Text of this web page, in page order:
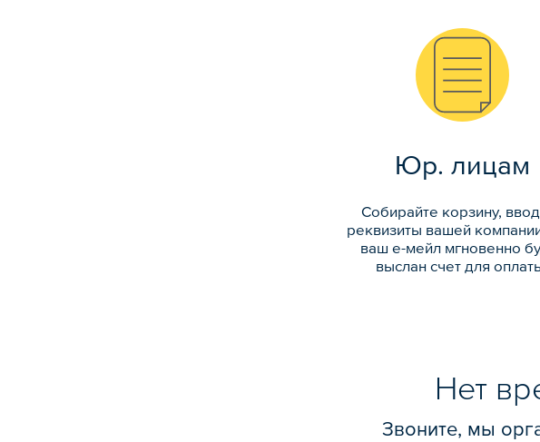
Юр. лицам
Собирайте корзину,
реквизиты вашей
ваш е-мейл мгновенно
выслан счет для
Нет
Звоните, мы